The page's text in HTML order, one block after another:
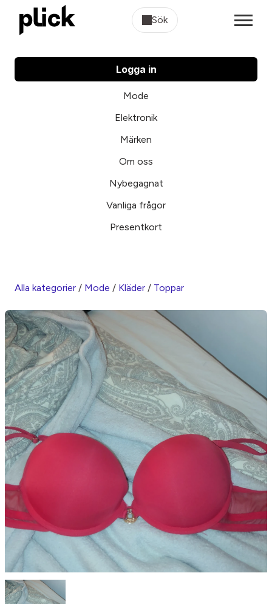
Sök
Logga in
Mode
Elektronik
Märken
Om oss
Nybegagnat
Vanliga frågor
Presentkort
Alla kategorier / Mode / Kläder / Toppar